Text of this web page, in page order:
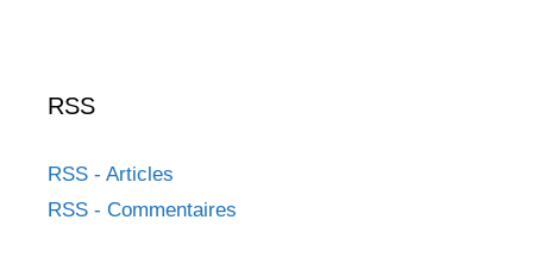
RSS
RSS - Articles
RSS - Commentaires